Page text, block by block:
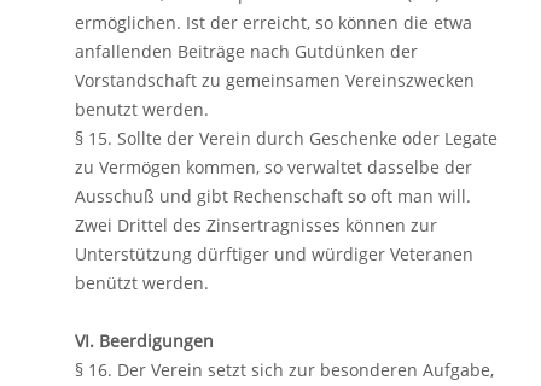
ermöglichen. Ist der erreicht, so können die etwa
anfallenden Beiträge nach Gutdünken der
Vorstandschaft zu gemeinsamen Vereinszwecken
benutzt werden.
§ 15. Sollte der Verein durch Geschenke oder Legate
zu Vermögen kommen, so verwaltet dasselbe der
Ausschuß und gibt Rechenschaft so oft man will.
Zwei Drittel des Zinsertragnisses können zur
Unterstützung dürftiger und würdiger Veteranen
benützt werden.
VI. Beerdigungen
§ 16. Der Verein setzt sich zur besonderen Aufgabe,